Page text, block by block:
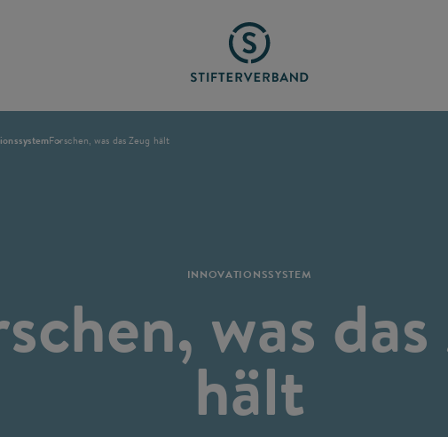
Forschen, was das Zeug hält
INNOVATIONSSYSTEM
was
hält